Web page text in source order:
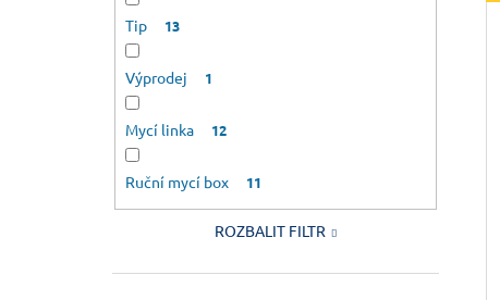
Tip 13
Výprodej 1
Mycí linka 12
Ruční mycí box 11
ROZBALIT FILTR